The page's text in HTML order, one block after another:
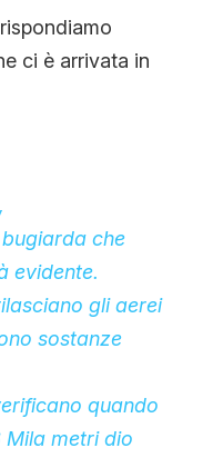
ci è arrivata in
che
evidente.
gli aerei
sostanze
quando
Mila metri dio